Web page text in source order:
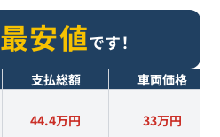
最安値です！
支払総額 車両価格
44.4万円 33万円